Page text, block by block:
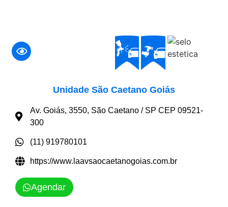
Unidade São Caetano Goiás
Av. Goiás, 3550, São Caetano / SP CEP 09521-
300
(11) 919780101
https://www.laavsaocaetanogoias.com.br
Agendar